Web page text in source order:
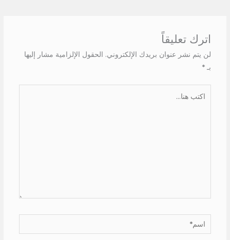
اترك تعليقاً
لن يتم نشر عنوان بريدك الإلكتروني. الحقول الإلزامية مشار إليها
بـ *
اسم*